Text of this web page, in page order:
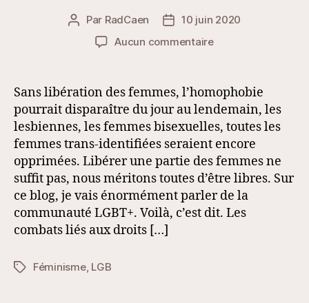
Auteur
l’article
Par RadCaen
Date10 juin 2020
Aucun commentairesur
entre
féminisme
et
communauté
LGBT
?
Sans libération des femmes, l’homophobie
pourrait disparaître du jour au lendemain, les
lesbiennes, les femmes bisexuelles, toutes les
femmes trans-identifiées seraient encore
opprimées. Libérer une partie des femmes ne
suffit pas, nous méritons toutes d’être libres. Sur
ce blog, je vais énormément parler de la
communauté LGBT+. Voilà, c’est dit. Les
combats liés aux droits […]
Étiquettes
Féminisme, LGB